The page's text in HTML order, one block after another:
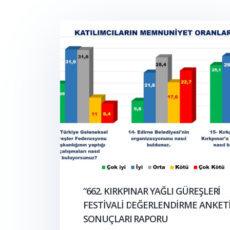
“662. KIRKPINAR YAĞLI GÜREŞLERİ
FESTİVALİ DEĞERLENDİRME
SONUÇLARI RAPORU